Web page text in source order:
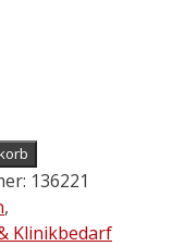
136221
,
Klinikbedarf